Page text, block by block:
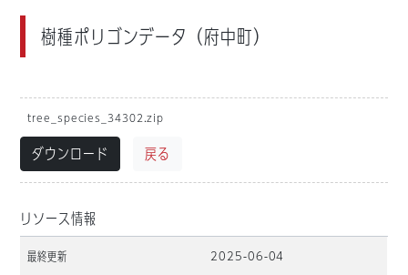
樹種ポリゴンデータ（府中町）
tree_species_34302.zip
ダウンロード 戻る
リソース情報
最終更新 2025-06-04